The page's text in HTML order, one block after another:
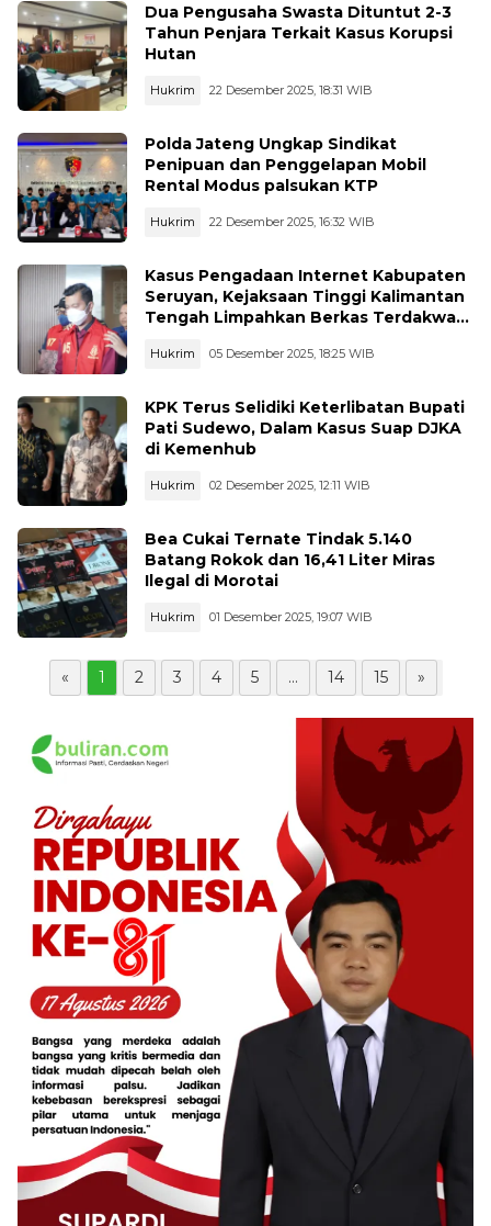
Dua Pengusaha Swasta Dituntut 2-3
Tahun Penjara Terkait Kasus Korupsi
Hutan
Hukrim 22 Desember 2025, 18:31 WIB
Polda Jateng Ungkap Sindikat
Penipuan dan Penggelapan Mobil
Rental Modus palsukan KTP
Hukrim 22 Desember 2025, 16:32 WIB
Kasus Pengadaan Internet Kabupaten
Seruyan, Kejaksaan Tinggi Kalimantan
Tengah Limpahkan Berkas Terdakwa
Hukrim 05 Desember 2025, 18:25 WIB
KPK Terus Selidiki Keterlibatan Bupati
Pati Sudewo, Dalam Kasus Suap DJKA
di Kemenhub
Hukrim 02 Desember 2025, 12:11 WIB
Bea Cukai Ternate Tindak 5.140
Batang Rokok dan 16,41 Liter Miras
Ilegal di Morotai
Hukrim 01 Desember 2025, 19:07 WIB
« 1 2 3 4 5 ... 14 15 »